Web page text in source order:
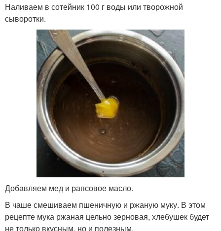
Наливаем в сотейник 100 г воды или творожной
сыворотки.
Добавляем мед и рапсовое масло.
В чаше смешиваем пшеничную и ржаную муку. В этом
рецепте мука ржаная цельно зерновая, хлебушек будет
не только вкусным, но и полезным.